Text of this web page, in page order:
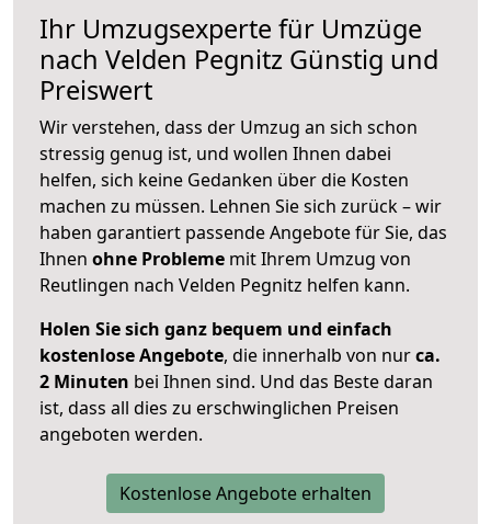
Ihr Umzugsexperte für Umzüge
nach Velden Pegnitz Günstig und
Preiswert
Wir verstehen, dass der Umzug an sich schon
stressig genug ist, und wollen Ihnen dabei
helfen, sich keine Gedanken über die Kosten
machen zu müssen. Lehnen Sie sich zurück – wir
haben garantiert passende Angebote für Sie, das
Ihnen ohne Probleme mit Ihrem Umzug von
Reutlingen nach Velden Pegnitz helfen kann.
Holen Sie sich ganz bequem und einfach
kostenlose Angebote, die innerhalb von nurca.
2 Minuten bei Ihnen sind. Und das Beste daran
ist, dass all dies zu erschwinglichen Preisen
angeboten werden.
Kostenlose Angebote erhalten